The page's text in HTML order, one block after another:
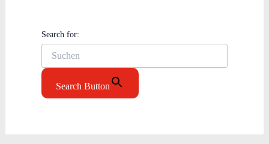
Search for:
Search Button